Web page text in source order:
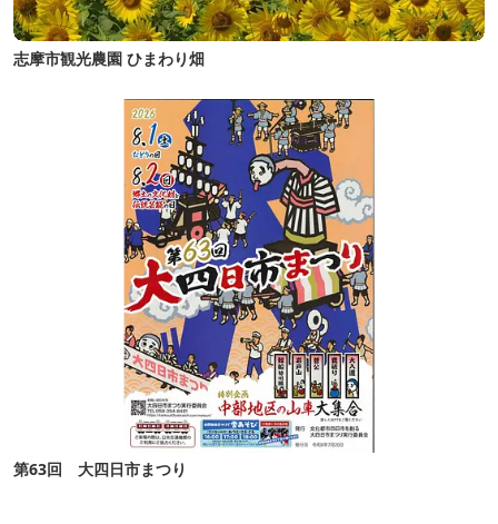
志摩市観光農園 ひまわり畑
第63回 大四日市まつり